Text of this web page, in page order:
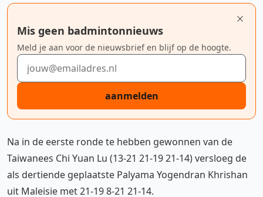
Mis geen badmintonnieuws
Meld je aan voor de nieuwsbrief en blijf op de hoogte.
E-mailadres
aanmelden
Na in de eerste ronde te hebben gewonnen van de
Taiwanees Chi Yuan Lu (13-21 21-19 21-14) versloeg de
als dertiende geplaatste Palyama Yogendran Khrishan
uit Maleisie met 21-19 8-21 21-14.